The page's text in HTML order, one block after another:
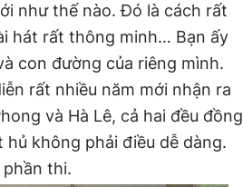
như thế nào. Đó là cách rất
hát rất thông minh… Bạn ấy
con đường của riêng mình.
rất nhiều năm mới nhận ra
và Hà Lê, cả hai đều đồng
không phải điều dễ dàng.
thi.